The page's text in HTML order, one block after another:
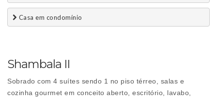
Casa em condomínio
Shambala II
Sobrado com 4 suítes sendo 1 no piso térreo, salas e
cozinha gourmet em conceito aberto, escritório, lavabo,